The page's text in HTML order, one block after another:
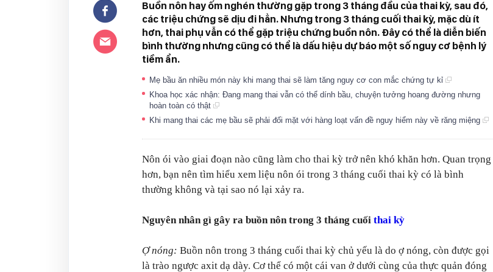
Buồn nôn hay ốm nghén thường gặp trong 3 tháng đầu của thai kỳ, sau đó,
các triệu chứng sẽ dịu đi hẳn. Nhưng trong 3 tháng cuối thai kỳ, mặc dù ít
hơn, thai phụ vẫn có thể gặp triệu chứng buồn nôn. Đây có thể là diễn biến
bình thường nhưng cũng có thể là dấu hiệu dự báo một số nguy cơ bệnh lý
tiềm ẩn.
Mẹ bầu ăn nhiều món này khi mang thai sẽ làm tăng nguy cơ con mắc chứng tự kỉ
Khoa học xác nhận: Đang mang thai vẫn có thể dính bầu, chuyện tưởng hoang đường nhưng
hoàn toàn có thật
Khi mang thai các mẹ bầu sẽ phải đối mặt với hàng loạt vấn đề nguy hiểm này về răng miệng
Nôn ói vào giai đoạn nào cũng làm cho thai kỳ trở nên khó khăn hơn. Quan trọng
hơn, bạn nên tìm hiểu xem liệu nôn ói trong 3 tháng cuối thai kỳ có là bình
thường không và tại sao nó lại xảy ra.
Nguyên nhân gì gây ra buồn nôn trong 3 tháng cuối thai kỳ
Ợ nóng: Buồn nôn trong 3 tháng cuối thai kỳ chủ yếu là do ợ nóng, còn được gọi
là trào ngược axit dạ dày. Cơ thể có một cái van ở dưới cùng của thực quản đóng